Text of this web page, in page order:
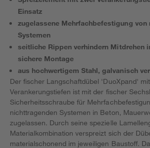
Einsatz
zugelassene Mehrfachbefestigung von
Systemen
seitliche Rippen verhindern Mitdrehen
sichere Montage
aus hochwertigem Stahl, galvanisch
Der fischer Langschaftdübel 'DuoXpand'
Verankerungstiefen ist mit der fischer
Sicherheitsschraube für
nichttragenden Systemen in Beton,
zugelassen. Durch seine spezielle
Materialkombination verspreizt sich der
materialschonend im jeweiligen Baustoff.